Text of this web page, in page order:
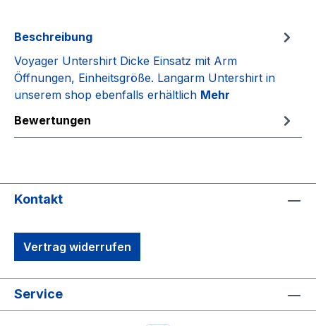
Beschreibung
Voyager Untershirt Dicke Einsatz mit Arm
Öffnungen, Einheitsgröße. Langarm Untershirt in
unserem shop ebenfalls erhältlich Mehr
Bewertungen
Kontakt
Vertrag widerrufen
Service